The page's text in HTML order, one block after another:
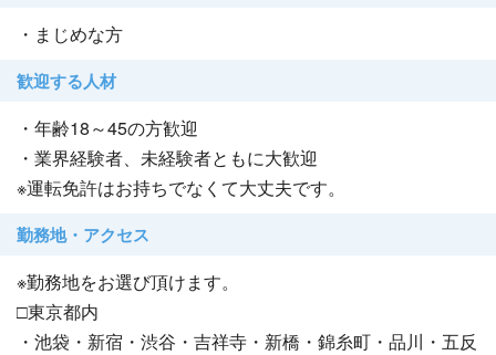
・まじめな方
歓迎する人材
・年齢18～45の方歓迎
・業界経験者、未経験者ともに大歓迎
※運転免許はお持ちでなくて大丈夫です。
勤務地・アクセス
※勤務地をお選び頂けます。
□東京都内
・池袋・新宿・渋谷・吉祥寺・新橋・錦糸町・品川・五反